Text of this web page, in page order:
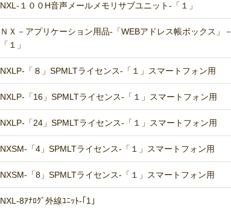
NXL-１００H音声メールメモリサブユニット-「１」
ＮＸ－アプリケーション用品-「WEBアドレス帳ボックス」－
「１」
NXLP-「８」SPMLTライセンス-「１」スマートフォン用
NXLP-「16」SPMLTライセンス-「１」スマートフォン用
NXLP-「24」SPMLTライセンス-「１」スマートフォン用
NXSM-「4」SPMLTライセンス-「１」スマートフォン用
NXSM-「8」SPMLTライセンス-「１」スマートフォン用
NXL-8ｱﾅﾛｸﾞ外線ﾕﾆｯﾄ-｢1｣